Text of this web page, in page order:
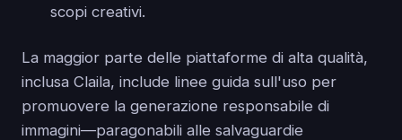
scopi creativi.
La maggior parte delle piattaforme di alta qualità,
inclusa Claila, include linee guida sull'uso per
promuovere la generazione responsabile di
immagini—paragonabili alle salvaguardie